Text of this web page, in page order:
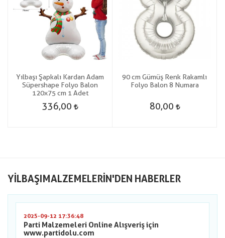
Yılbaşı Şapkalı Kardan Adam
Süpershape Folyo Balon
120x75 cm 1 Adet
336,00
90 cm Gümüş Renk Rakamlı
Folyo Balon 8 Numara
80,00
YILBAŞIMALZEMELERIN'DEN HABERLER
2025-09-12 17:36:48
Parti Malzemeleri Online Alışveriş için
www.partidolu.com